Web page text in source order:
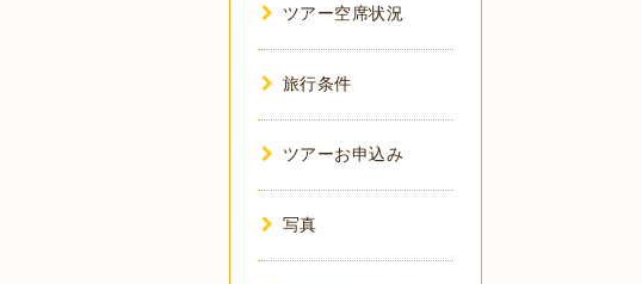
ツアー空席状況
旅行条件
ツアーお申込み
写真